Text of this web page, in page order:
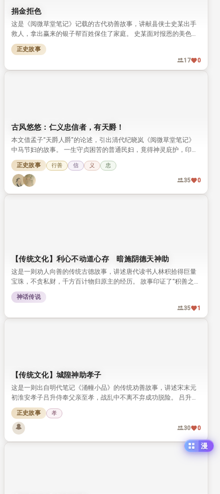
捐金拒色
这是《阅微草堂笔记》记载的古代劝善故事，讲献县侠士史某出手
救人，拿出赢来的银子帮百姓保住了家庭。 史某面对报恩的美色严
词拒绝，最终积累阴德，在全村大火中保住了一家三口的性命。
正史故事
17
0
古风悠悠：仁义忠信者，有天爵！
本文借孟子“天爵人爵”的论述，引出清代纪晓岚《阅微草堂笔记》
中马节妇的故事。 一生守贞困苦的普通民妇，竟得神灵庇护，印证
了“仁义忠信者自有天爵”的道理。
正史故事 行善 信 义 忠
35 0
【传统文化】利心不动道心存 暗施阴德天神助
这是一则劝人向善的传统古德故事，讲述唐代读书人林积拾得巨量
宝珠，不贪私财，千方百计物归原主的经历。 故事印证了“积善之家
必有余庆”的古训，传递了修心积德的传统文化理念。
神话传说
35
1
【传统文化】城隍神助孝子
这是一则出自明代笔记《涌幢小品》的传统劝善故事，讲述宋末元
初淮安孝子吕升侍奉父亲至孝，战乱中不离不弃成功脱险。 吕升家
的杏园被土豪霸占，求助城隍神后神明显灵惩戒恶人，最终帮孝子
收回园地，传递了百善孝为先的传统价值观。
正史故事 孝
30 0
漫